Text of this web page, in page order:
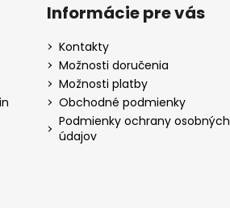
Informácie pre vás
Kontakty
Možnosti doručenia
Možnosti platby
Obchodné podmienky
Podmienky ochrany osobných
údajov